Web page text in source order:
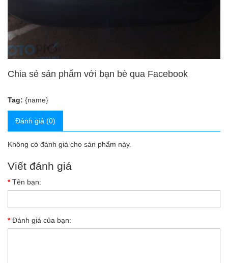
Chia sẻ sản phẩm với bạn bè qua Facebook
Tag: {name}
Đánh giá (0)
Không có đánh giá cho sản phẩm này.
Viết đánh giá
Tên bạn:
Đánh giá của bạn: